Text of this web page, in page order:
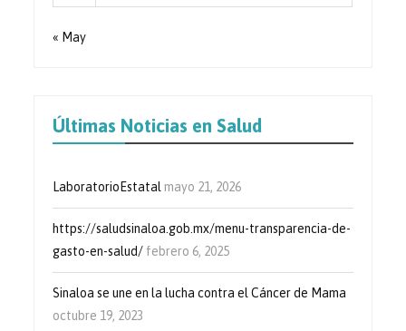
« May
Últimas Noticias en Salud
LaboratorioEstatal mayo 21, 2026
https://saludsinaloa.gob.mx/menu-transparencia-de-
gasto-en-salud/ febrero 6, 2025
Sinaloa se une en la lucha contra el Cáncer de Mama
octubre 19, 2023